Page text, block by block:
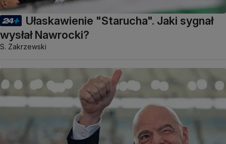
Ułaskawienie "Starucha". Jaki sygnał
wysłał Nawrocki?
S. Zakrzewski